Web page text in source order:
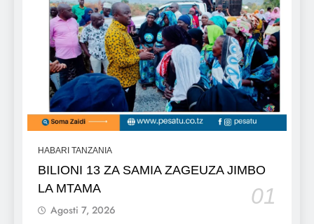
HABARI TANZANIA
BILIONI 13 ZA SAMIA ZAGEUZA JIMBO
LA MTAMA
01
Agosti 7, 2026